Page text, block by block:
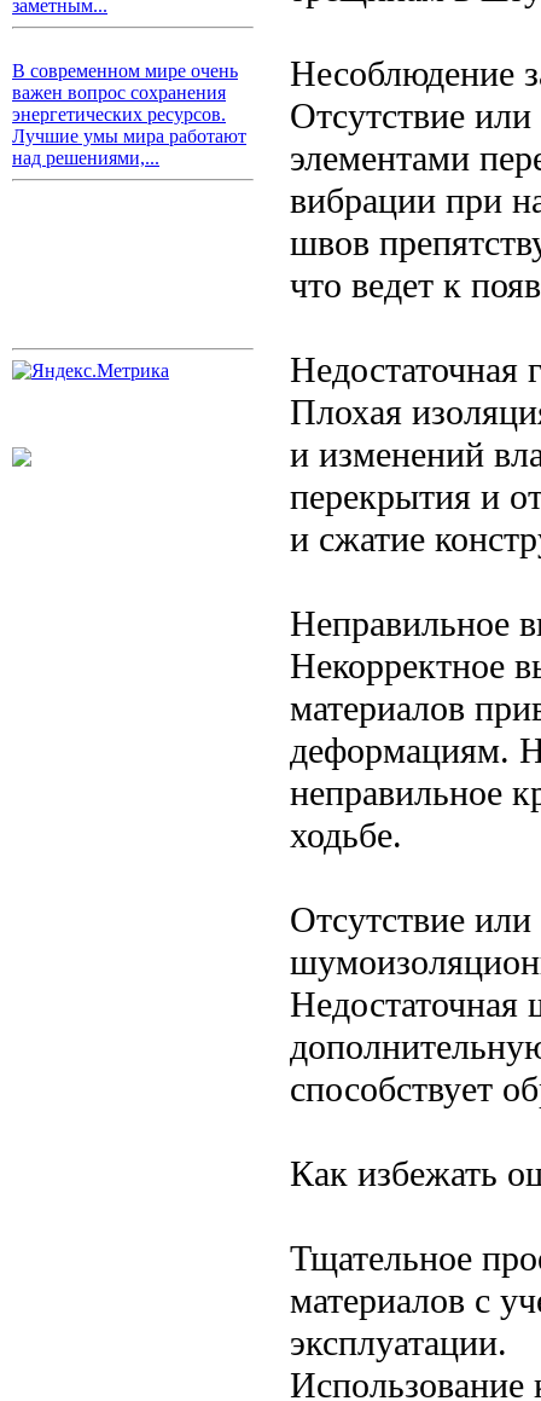
заметным...
В современном мире очень
важен вопрос сохранения
энергетических ресурсов.
Лучшие умы мира работают
над решениями,...
Несоблюдение
Отсутствие
элементами
вибрации при
швов
что ведет к
Недостаточная
Плохая
и изменений
перекрытия и
и сжатие
Неправильное
Некорректное
материалов
деформациям.
неправильное
ходьбе.
Отсутствие
Недостаточная
способствует
Как избежать
Тщательное
материалов с
эксплуатации.
Использование